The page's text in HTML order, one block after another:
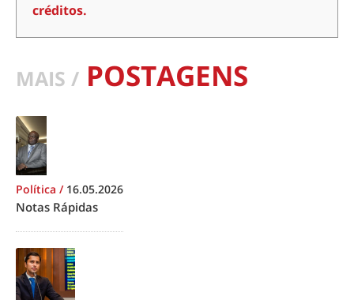
créditos.
MAIS / POSTAGENS
Política / 16.05.2026
Notas Rápidas